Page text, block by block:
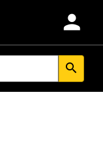
person
search